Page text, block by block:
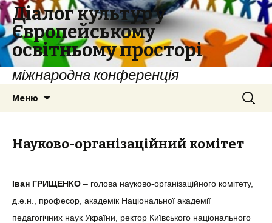
Діалог культур у
Європейському
освітньому просторі
міжнародна конференція
Меню Найти:
Науково-організаційний комітет
Іван ГРИЩЕНКО – голова науково-організаційного комітету,
д.е.н., професор, академік Національної академії
педагогічних наук України, ректор Київського національного